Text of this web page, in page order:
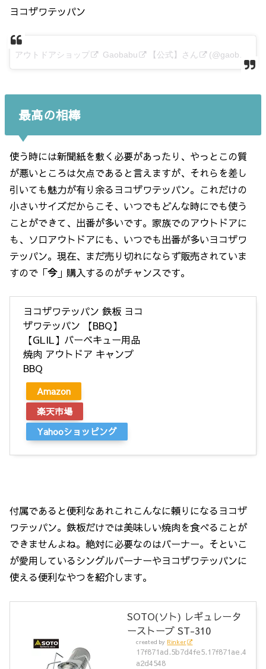
ヨコザワテッパン
アウトドアショップ Gaobabu 【公式】さん (@gaobabu_2009)
最高の相棒
使う時には新聞紙を敷く必要があったり、やっとこの質
が悪いところは欠点であると言えますが、それらを差し
引いても魅力が有り余るヨコザワテッパン。これだけの
小さいサイズだからこそ、いつでもどんな時にでも使う
ことができて、出番が多いです。家族でのアウトドアに
も、ソロアウトドアにも、いつでも出番が多いヨコザワ
テッパン。現在、まだ売り切れにならず販売されていま
すので「今」購入するのがチャンスです。
ヨコザワテッパン 鉄板 ヨコ
ザワテッパン 【BBQ】
【GLIL】バーベキュー用品
焼肉 アウトドア キャンプ
BBQ
Amazon
楽天市場
Yahooショッピング
付属であると便利なあれこれこんなに頼りになるヨコザ
ワテッパン。鉄板だけでは美味しい焼肉を食べることが
できませんよね。絶対に必要なのはバーナー。そといこ
が愛用しているシングルバーナーやヨコザワテッパンに
使える便利なやつを紹介します。
SOTO(ソト) レギュレータ
ーストーブ ST-310
created by Rinker
17f871ad.5b7d4fe5.17f871ae.4
a2d4548